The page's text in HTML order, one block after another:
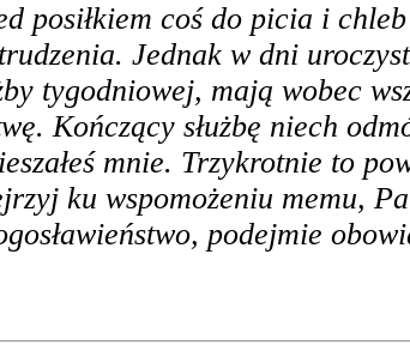
posiłkiem coś do picia i
Jednak w dni
tygodniowej, mają wobec
Kończący służbę niech
mnie. Trzykrotnie to
ku wspomożeniu memu,
podejmie